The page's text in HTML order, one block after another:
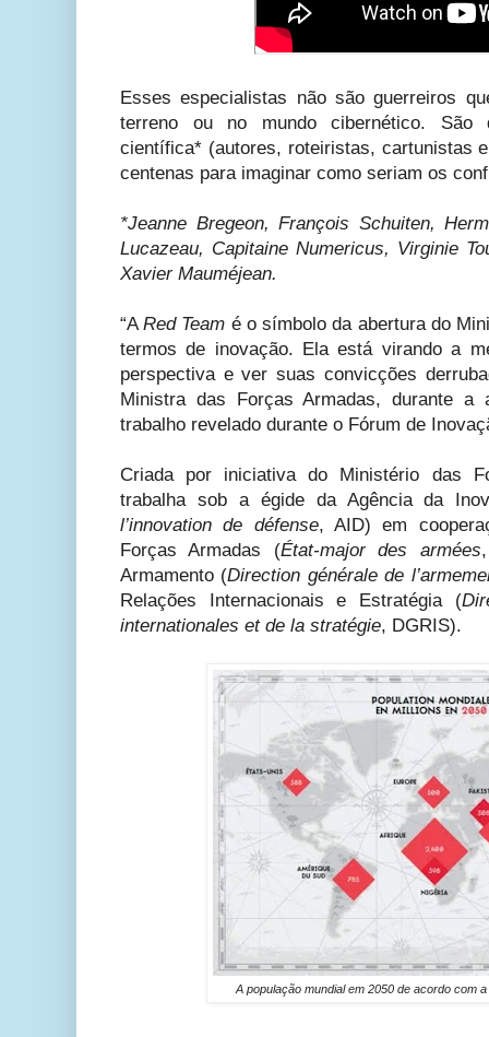
Esses especialistas não são guerreiros
terreno ou no mundo cibernético. São
científica* (autores, roteiristas, cartunistas
centenas para imaginar como seriam os
*Jeanne Bregeon, François Schuiten,
Lucazeau, Capitaine Numericus, Virginie
Xavier Mauméjean.
“ARed Team é o símbolo da abertura do
termos de inovação. Ela está virando a
perspectiva e ver suas convicções
Ministra das Forças Armadas, durante a
trabalho revelado durante o Fórum de
Criada por iniciativa do Ministério das
trabalha sob a égide da Agência da
l’innovation de défense, AID) em
Forças Armadas (État-major des armées
Armamento (Direction générale de
Relações Internacionais e Estratégia (
internationales et de la stratégie, DGRIS).
A população mundial em 2050 de acordo com